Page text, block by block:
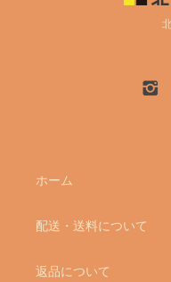
ホーム
配送・送料について
返品について